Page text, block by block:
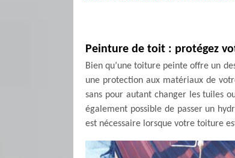
Peinture de toit : protégez
Bien qu’une toiture peinte offre un
une protection aux matériaux de
sans pour autant changer les tuiles
également possible de passer un
est nécessaire lorsque votre toiture